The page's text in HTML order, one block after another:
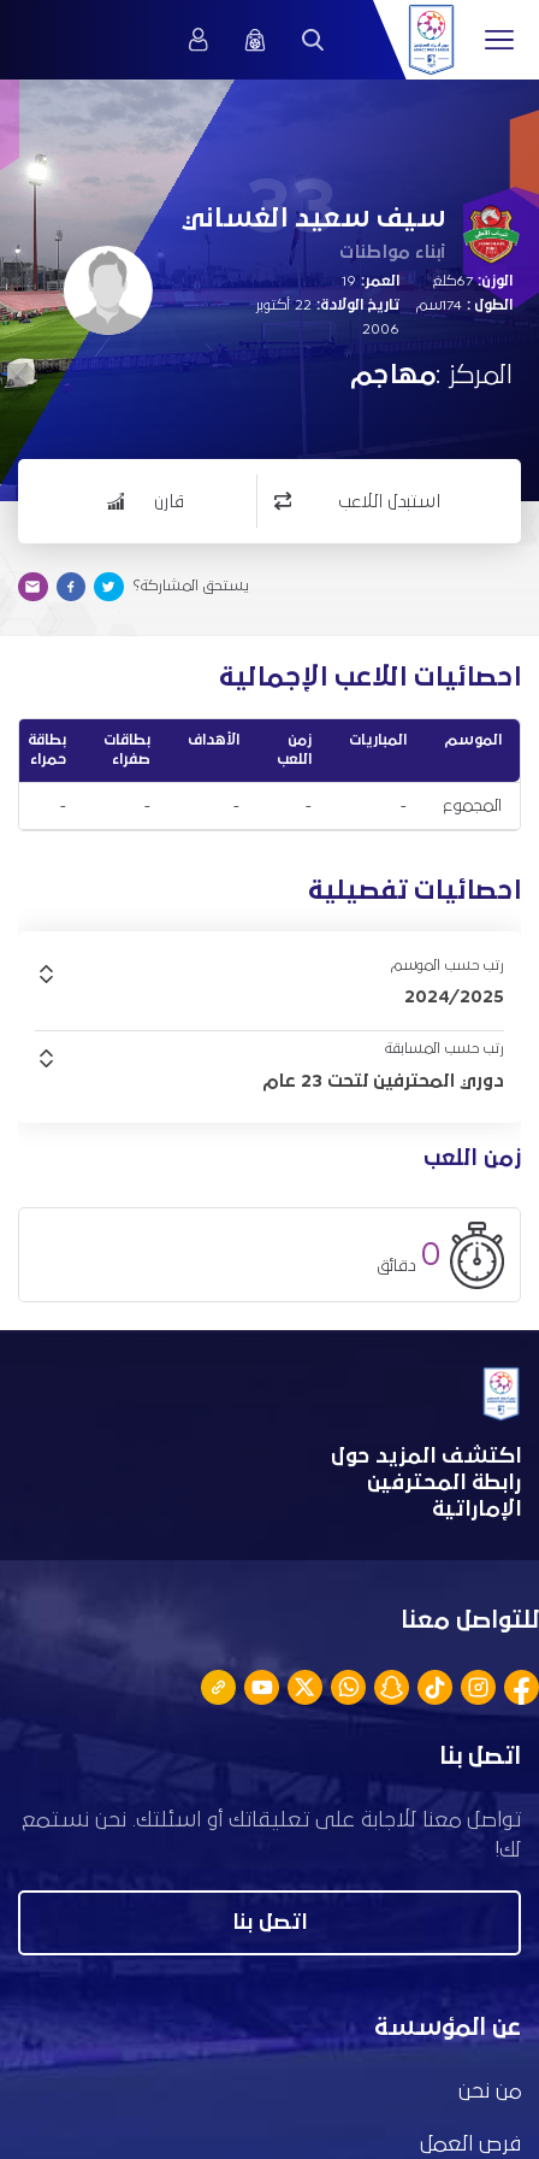
33
سيف سعيد الغساني
أبناء مواطنات
الوزن:67كلغ
الطول :
العمر:
تاريخ الولادة:
22 أكتوبر
2006
المركز :مهاجم
استبدل اللاعب قارن
يستحق المشاركة؟
زمن اللعب
0 دقائق
احصائيات اللاعب الإجمالية
الموسم المباريات
زمن
اللعب
الأهداف
بطاقات
صفراء
بطاقة
حمراء
المجموع -
-
-
-
-
احصائيات تفصيلية
رتب حسب الموسم
2024/2025
رتب حسب المسابقة
دوري المحترفين لتحت 23 عام
اكتشف المزيد حول
رابطة المحترفين
الإماراتية
للتواصل معنا
اتصل بنا
تواصل معنا للاجابة على تعليقاتك أو اسئلتك. نحن نستمع
لك!
اتصل بنا
عن المؤسسة
من نحن
فرص العمل